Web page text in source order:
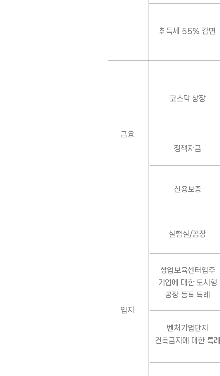
취득세 55% 감면
코스닥 상장
정책자금
금융
신용보증
실험실/공장
창업보육센터입주
기업에 대한 도시형
공장 등록 특례
입지
벤처기업단지
건축금지에 대한 특례